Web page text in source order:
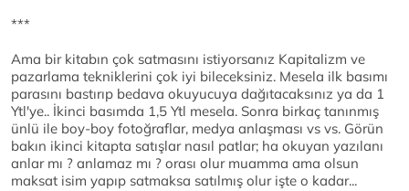
***
Ama bir kitabın çok satmasını istiyorsanız Kapitalizm ve
pazarlama tekniklerini çok iyi bileceksiniz. Mesela ilk basımı
parasını bastırıp bedava okuyucuya dağıtacaksınız ya da 1
Ytl'ye.. İkinci basımda 1,5 Ytl mesela. Sonra birkaç tanınmış
ünlü ile boy-boy fotoğraflar, medya anlaşması vs vs. Görün
bakın ikinci kitapta satışlar nasıl patlar; ha okuyan yazılanı
anlar mı ? anlamaz mı ? orası olur muamma ama olsun
maksat isim yapıp satmaksa satılmış olur işte o kadar...